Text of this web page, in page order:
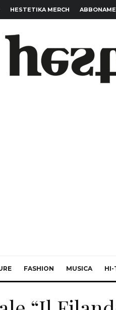
HESTETIKA MERCH
FASHION MUSICA HI-